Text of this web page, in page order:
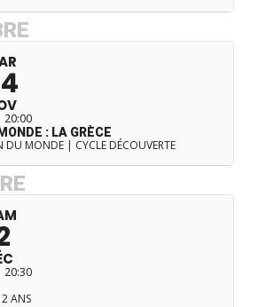
20:00
: LA GRÈCE
DU MONDE | CYCLE DÉCOUVERTE
20:30
ANS